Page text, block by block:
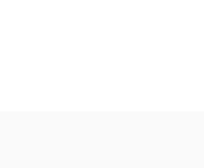
общаться устно с